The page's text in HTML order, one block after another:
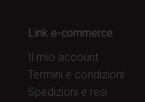
Link e-commerce:
Il mio account
Termini e condizioni
Spedizioni e resi